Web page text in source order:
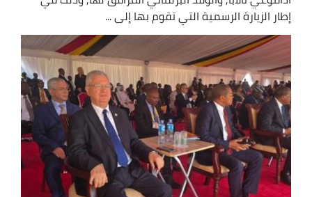
إطار الزيارة الرسمية التي تقوم بها إلى ...